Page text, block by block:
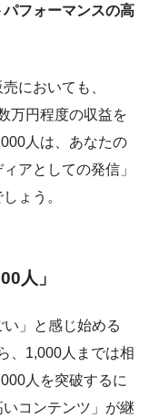
フォーマンスの高
においても、
万円程度の収益を
人は、あなたの
アとしての発信」
ょう。
人」
」と感じ始める
、1,000人までは相
人を突破するに
コンテンツ」が継